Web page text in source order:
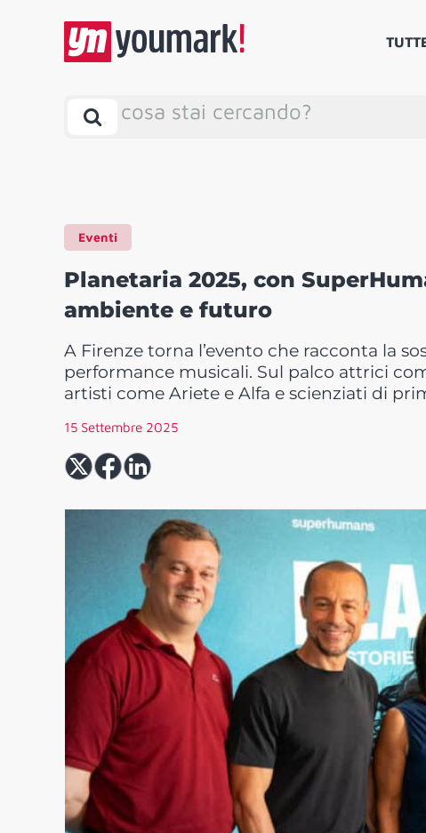
cosa stai cercando?
Eventi
Planetaria 2025, con
ambiente e futuro
A Firenze torna l’evento che racconta la
performance musicali. Sul palco attrici
artisti come Ariete e Alfa e scienziati di
15 Settembre 2025